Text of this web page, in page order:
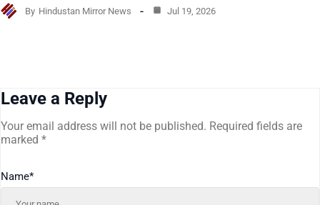
By Hindustan Mirror News Jul 19, 2026
Leave a Reply
Your email address will not be published. Required fields are
marked *
Name*